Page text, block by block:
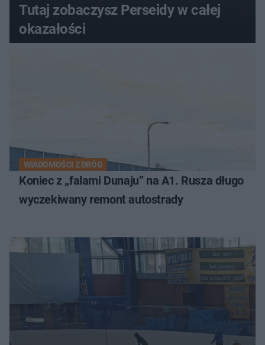
Tutaj zobaczysz Perseidy w całej
okazałości
WIADOMOŚCI Z DRÓG
Koniec z „falami Dunaju” na A1. Rusza długo
wyczekiwany remont autostrady